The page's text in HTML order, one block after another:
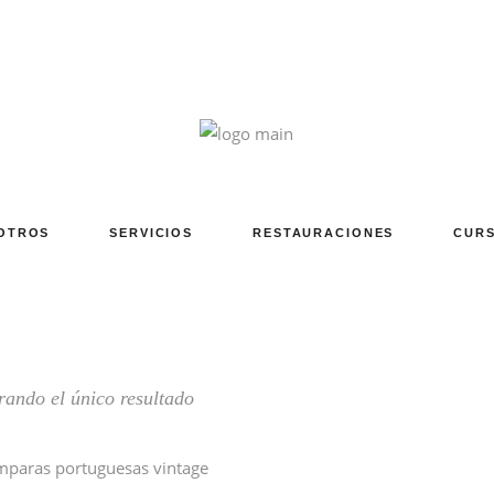
SERVICIOS RESTAURACIONES
el único resultado